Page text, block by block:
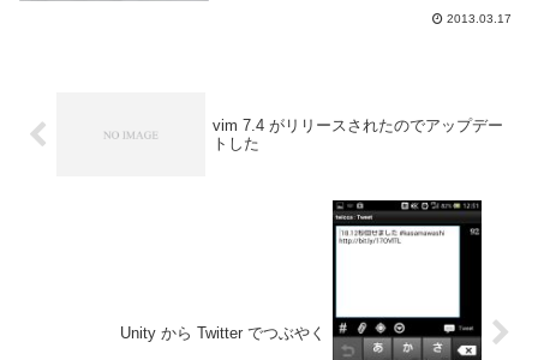
ムをそのまま移植して Unity Script の文法
2013.03.17
vim 7.4 がリリースされたのでアップデー
トした
Unity から Twitter でつぶやく